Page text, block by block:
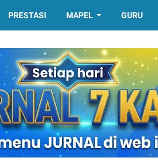
PRESTASI MAPEL GURU